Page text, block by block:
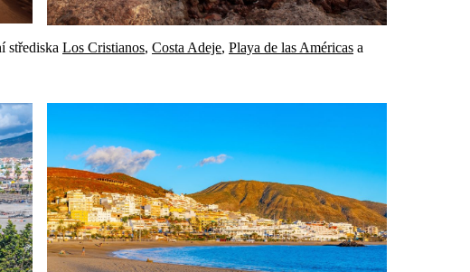
střediska Los Cristianos, Costa Adeje, Playa de las Américas a